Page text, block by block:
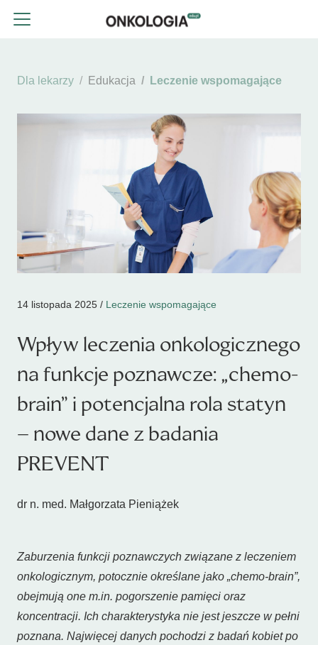
Dla lekarzy Edukacja Leczenie wspomagające
14 listopada 2025 / Leczenie wspomagające
Wpływ leczenia onkologicznego
na funkcje poznawcze: „chemo-
brain” i potencjalna rola statyn
– nowe dane z badania
PREVENT
dr n. med. Małgorzata Pieniążek
Zaburzenia funkcji poznawczych związane z leczeniem
onkologicznym, potocznie określane jako „chemo-brain”,
obejmują one m.in. pogorszenie pamięci oraz
koncentracji. Ich charakterystyka nie jest jeszcze w pełni
poznana. Najwięcej danych pochodzi z badań kobiet po